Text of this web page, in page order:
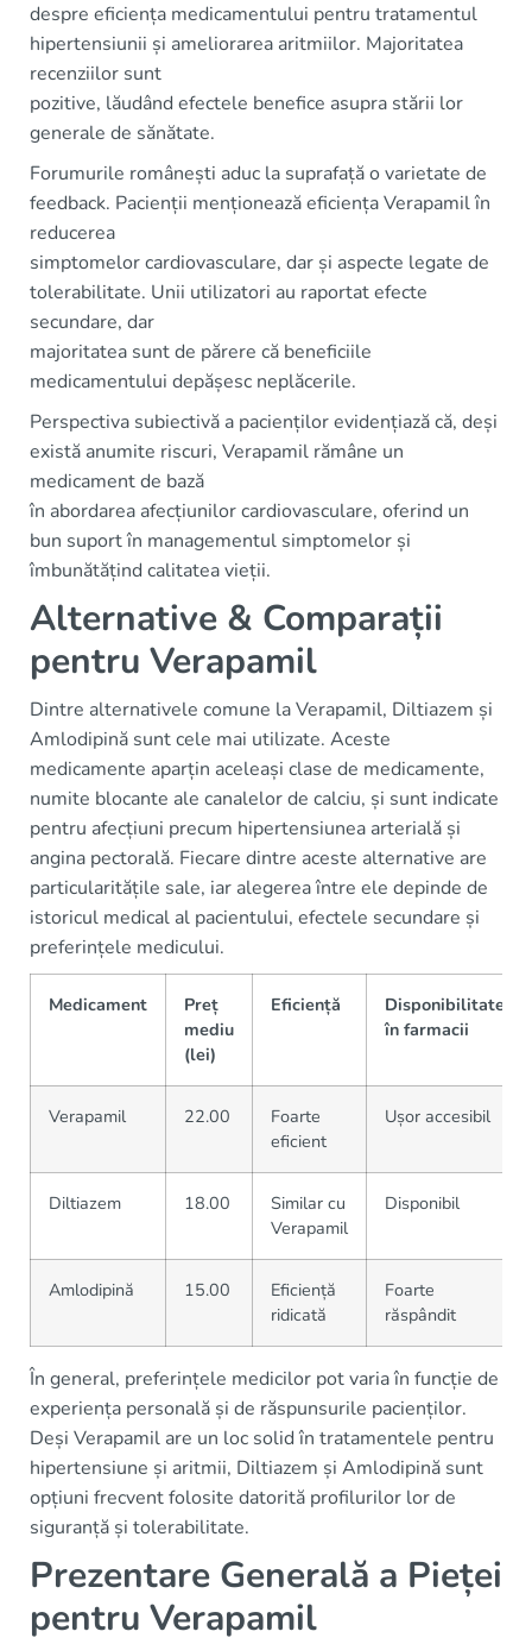
despre eficiența medicamentului pentru tratamentul
hipertensiunii și ameliorarea aritmiilor. Majoritatea
recenziilor sunt
pozitive, lăudând efectele benefice asupra stării lor
generale de sănătate.
Forumurile românești aduc la suprafață o varietate de
feedback. Pacienții menționează eficiența Verapamil în
reducerea
simptomelor cardiovasculare, dar și aspecte legate de
tolerabilitate. Unii utilizatori au raportat efecte
secundare, dar
majoritatea sunt de părere că beneficiile
medicamentului depășesc neplăcerile.
Perspectiva subiectivă a pacienților evidențiază că, deși
există anumite riscuri, Verapamil rămâne un
medicament de bază
în abordarea afecțiunilor cardiovasculare, oferind un
bun suport în managementul simptomelor și
îmbunătățind calitatea vieții.
Alternative & Comparații
pentru Verapamil
Dintre alternativele comune la Verapamil, Diltiazem și
Amlodipină sunt cele mai utilizate. Aceste
medicamente aparțin aceleași clase de medicamente,
numite blocante ale canalelor de calciu, și sunt indicate
pentru afecțiuni precum hipertensiunea arterială și
angina pectorală. Fiecare dintre aceste alternative are
particularitățile sale, iar alegerea între ele depinde de
istoricul medical al pacientului, efectele secundare și
preferințele medicului.
Medicament
Preț
mediu
(lei)
Eficiență
Disponibilitate
în farmacii
Verapamil 22.00
Foarte
eficient
Ușor accesibil
Diltiazem 18.00
Similar cu
Verapamil
Disponibil
Amlodipină 15.00
Eficiență
ridicată
Foarte
răspândit
În general, preferințele medicilor pot varia în funcție de
experiența personală și de răspunsurile pacienților.
Deși Verapamil are un loc solid în tratamentele pentru
hipertensiune și aritmii, Diltiazem și Amlodipină sunt
opțiuni frecvent folosite datorită profilurilor lor de
siguranță și tolerabilitate.
Prezentare Generală a Pieței
pentru Verapamil